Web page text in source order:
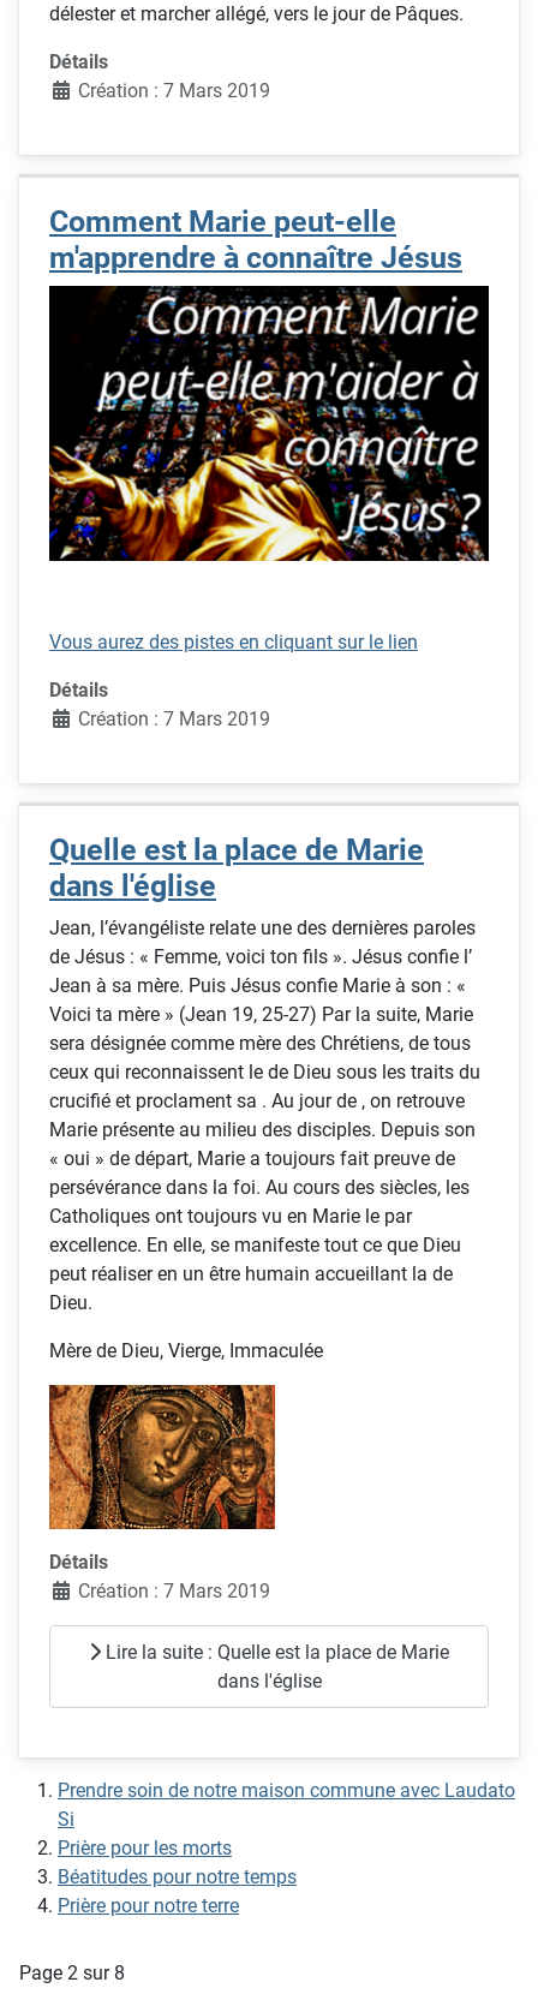
délester et marcher allégé, vers le jour de Pâques.
Détails
Création : 7 Mars 2019
Comment Marie peut-elle
m'apprendre à connaître Jésus
Vous aurez des pistes en cliquant sur le lien
Détails
Création : 7 Mars 2019
Quelle est la place de Marie
dans l'église
Jean, l’évangéliste relate une des dernières paroles
de Jésus : « Femme, voici ton fils ». Jésus confie l’
Jean à sa mère. Puis Jésus confie Marie à son : «
Voici ta mère » (Jean 19, 25-27) Par la suite, Marie
sera désignée comme mère des Chrétiens, de tous
ceux qui reconnaissent le de Dieu sous les traits du
crucifié et proclament sa . Au jour de , on retrouve
Marie présente au milieu des disciples. Depuis son
« oui » de départ, Marie a toujours fait preuve de
persévérance dans la foi. Au cours des siècles, les
Catholiques ont toujours vu en Marie le par
excellence. En elle, se manifeste tout ce que Dieu
peut réaliser en un être humain accueillant la de
Dieu.
Mère de Dieu, Vierge, Immaculée
Détails
Création : 7 Mars 2019
Lire la suite : Quelle est la place de Marie
dans l'église
Prendre soin de notre maison commune avec Laudato
Si
Prière pour les morts
Béatitudes pour notre temps
Prière pour notre terre
Page 2 sur 8